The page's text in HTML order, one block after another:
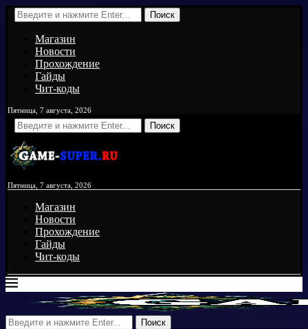
Поиск
Магазин
Новости
Прохождение
Гайды
Чит-коды
Пятница, 7 августа, 2026
Поиск
Пятница, 7 августа, 2026
Магазин
Новости
Прохождение
Гайды
Чит-коды
Поиск